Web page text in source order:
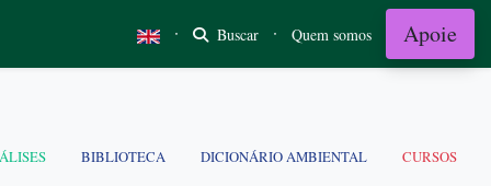
· Buscar · Quem somos Apoie
BIBLIOTECA DICIONÁRIO AMBIENTAL CURSOS